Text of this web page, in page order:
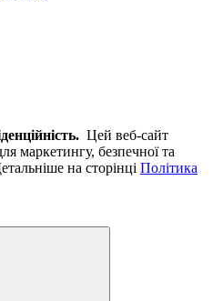
Цей веб-сайт
маркетингу, безпечної та
на сторінці Політика